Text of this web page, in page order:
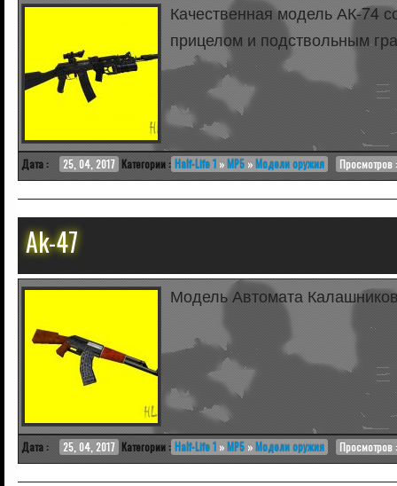
Качественная модель АК-74
прицелом и подствольным
Дата : 25, 04, 2017 Категории : Half-Life 1 »MP5 »Модели оружия Просмотров
Ak-47
Модель Автомата
Дата : 25, 04, 2017 Категории : Half-Life 1 »MP5 »Модели оружия Просмотров